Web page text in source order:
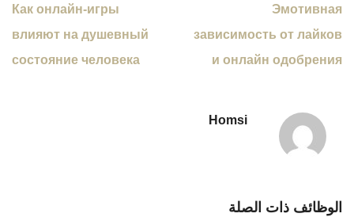
Как онлайн-игры
влияют на душевный
состояние человека
Эмотивная
зависимость от лайков
и онлайн одобрения
Homsi
الوظائف ذات الصلة